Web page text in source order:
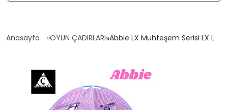
Anasayfa OYUN ÇADIRLARI»Abbie LX Muhteşem Serisi LX L